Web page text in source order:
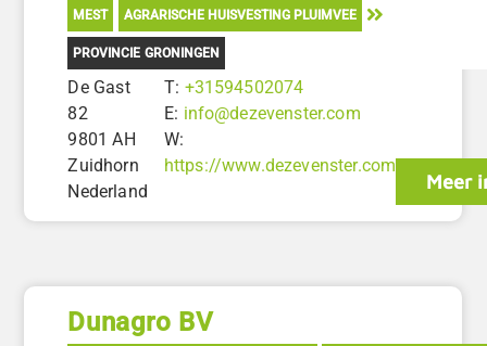
MEST AGRARISCHE HUISVESTING PLUIMVEE
PROVINCIE GRONINGEN
De Gast
82
9801 AH
Zuidhorn
Nederland
T: +31594502074
E: info@dezevenster.com
W:
https://www.dezevenster.com
Meer
Dunagro BV